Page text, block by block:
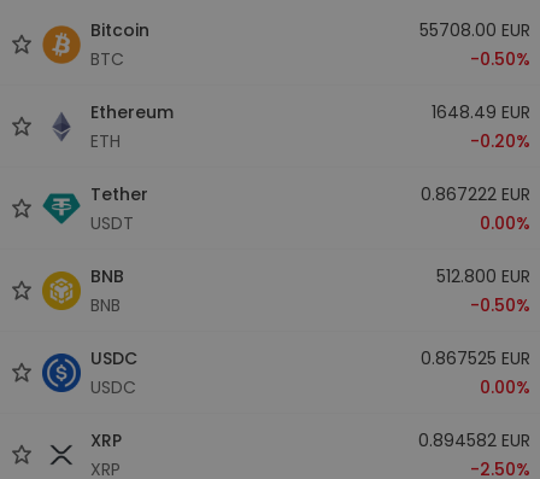
Bitcoin
BTC
55708.00 EUR
-0.50%
Ethereum
ETH
1648.49 EUR
-0.20%
Tether
USDT
0.867222 EUR
0.00%
BNB
BNB
512.800 EUR
-0.50%
USDC
USDC
0.867525 EUR
0.00%
XRP
XRP
0.894582 EUR
-2.50%